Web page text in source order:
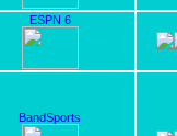
ESPN 6
BandSports